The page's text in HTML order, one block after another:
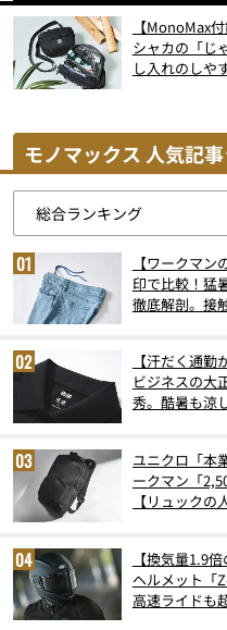
【MonoMax
シャカの「じ
し入れのしや
モノマックス 人気記
【ワークマ
印で比較！猛
徹底解剖。接
【汗だく通
ビジネスの大
秀。酷暑も涼
ユニクロ「本
ークマン「
【リュック
【換気量1.9
ヘルメット「
高速ライドも